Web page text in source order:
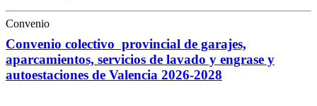
Convenio
Convenio colectivo provincial de garajes,
aparcamientos, servicios de lavado y engrase y
autoestaciones de Valencia 2026-2028